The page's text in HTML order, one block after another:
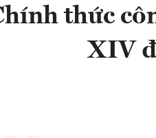
thức
XIV